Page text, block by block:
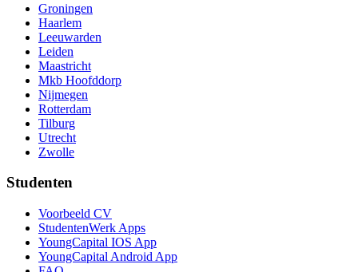
Groningen
Haarlem
Leeuwarden
Leiden
Maastricht
Mkb Hoofddorp
Nijmegen
Rotterdam
Tilburg
Utrecht
Zwolle
Studenten
Voorbeeld CV
StudentenWerk Apps
YoungCapital IOS App
YoungCapital Android App